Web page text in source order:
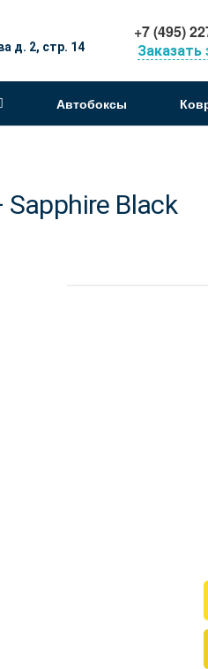
д. 2, стр. 14
+7 (495)
Заказать
Автобоксы
Sapphire Black